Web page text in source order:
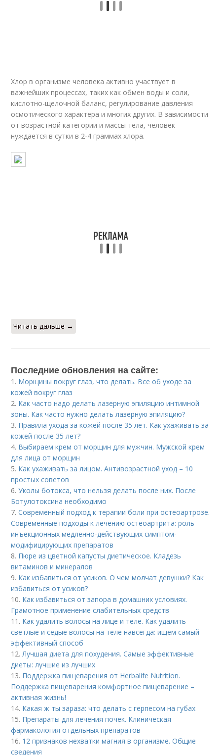
Хлор в организме человека активно участвует в
важнейших процессах, таких как обмен воды и соли,
кислотно-щелочной баланс, регулирование давления
осмотического характера и многих других. В зависимости
от возрастной категории и массы тела, человек
нуждается в сутки в 2-4 граммах хлора.
Читать дальше →
Последние обновления на сайте:
1. Морщины вокруг глаз, что делать. Все об уходе за
кожей вокруг глаз
2. Как часто надо делать лазерную эпиляцию интимной
зоны. Как часто нужно делать лазерную эпиляцию?
3. Правила ухода за кожей после 35 лет. Как ухаживать за
кожей после 35 лет?
4. Выбираем крем от морщин для мужчин. Мужской крем
для лица от морщин
5. Как ухаживать за лицом. Антивозрастной уход – 10
простых советов
6.Уколы ботокса, что нельзя делать после них. После
Ботулотоксина необходимо
7.Современный подход к терапии боли при остеоартрозе.
Современные подходы к лечению остеоартрита: роль
инъекционных медленно-действующих симптом-
модифицирующих препаратов
8. Пюре из цветной капусты диетическое. Кладезь
витаминов и минералов
9. Как избавиться от усиков. О чем молчат девушки? Как
избавиться от усиков?
10. Как избавиться от запора в домашних условиях.
Грамотное применение слабительных средств
11. Как удалить волосы на лице и теле. Как удалить
светлые и седые волосы на теле навсегда: ищем самый
эффективный способ
12.Лучшая диета для похудения. Самые эффективные
диеты: лучшие из лучших
13. Поддержка пищеварения от Herbalife Nutrition.
Поддержка пищеварения комфортное пищеварение –
активная жизнь!
14. Какая ж ты зараза: что делать с герпесом на губах
15. Препараты для лечения почек. Клиническая
фармакология отдельных препаратов
16. 12 признаков нехватки магния в организме. Общие
сведения